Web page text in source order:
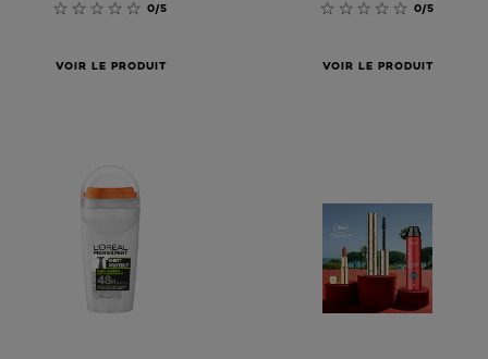
0/5
VOIR LE PRODUIT
0/5
VOIR LE PRODUIT